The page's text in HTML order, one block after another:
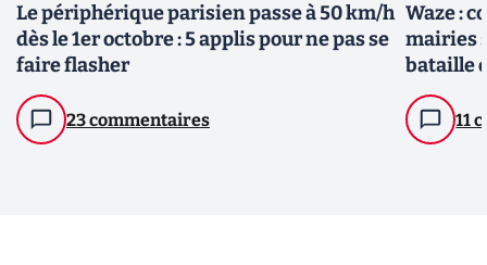
Le périphérique parisien passe à 50 km/h
dès le 1er octobre : 5 applis pour ne pas se
faire flasher
23 commentaires
Waze :
mairies
bataille
11